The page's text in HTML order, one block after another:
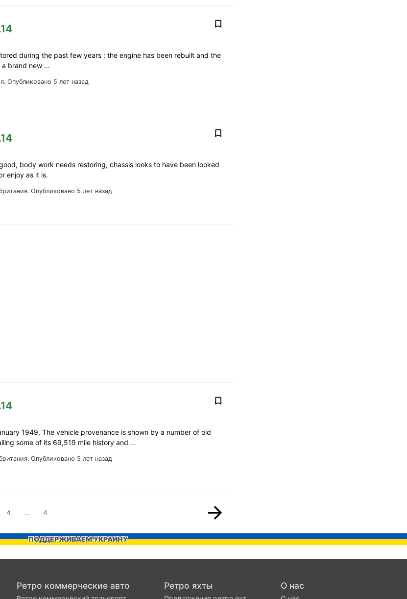
Опубликовано 5 лет назад
during the past few years : the engine has been rebuilt and the
a brand new …
Опубликовано 5 лет назад
body work needs restoring, chassis looks to have been looked
enjoy as it is.
Опубликовано 5 лет назад
1949, The vehicle provenance is shown by a number of old
some of its 69,519 mile history and …
4 … 4
ПОДДЕРЖИВАЕМ УКРАИНУ
Ретро коммерческие авто Ретро яхты О нас